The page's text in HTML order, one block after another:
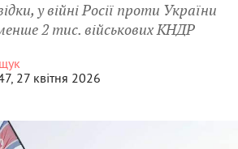
у війні Росії проти України
2 тис. військових КНДР
27 квітня 2026